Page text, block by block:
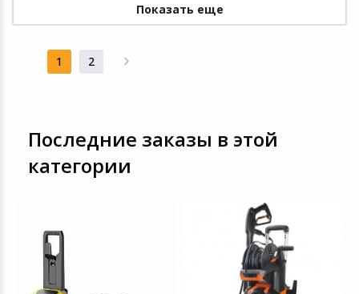
Показать еще
1 2
Последние заказы в этой
категории